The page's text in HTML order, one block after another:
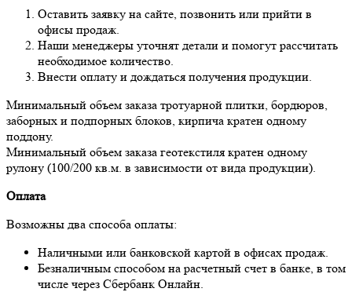
Оставить заявку на сайте, позвонить или прийти в
офисы продаж.
Наши менеджеры уточнят детали и помогут рассчитать
необходимое количество.
Внести оплату и дождаться получения продукции.
Минимальный объем заказа тротуарной плитки, бордюров,
заборных и подпорных блоков, кирпича кратен одному
поддону.
Минимальный объем заказа геотекстиля кратен одному
рулону (100/200 кв.м. в зависимости от вида продукции).
Оплата
Возможны два способа оплаты:
Наличными или банковской картой в офисах продаж.
Безналичным способом на расчетный счет в банке, в том
числе через Сбербанк Онлайн.